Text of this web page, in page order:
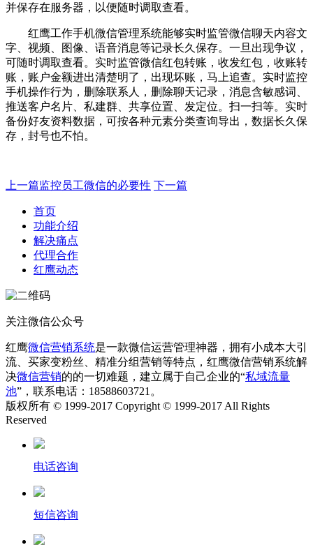
并保存在服务器，以便随时调取查看。
红鹰工作手机微信管理系统能够实时监管微信聊天内容文
字、视频、图像、语音消息等记录长久保存。一旦出现争议，
可随时调取查看。实时监管微信红包转账，收发红包，收账转
账，账户金额进出清楚明了，出现坏账，马上追查。实时监控
手机操作行为，删除联系人，删除聊天记录，消息含敏感词、
推送客户名片、私建群、共享位置、发定位。扫一扫等。实时
备份好友资料数据，可按各种元素分类查询导出，数据长久保
存，封号也不怕。
上一篇监控员工微信的必要性 下一篇
首页
功能介绍
解决痛点
代理合作
红鹰动态
关注微信公众号
红鹰微信营销系统是一款微信运营管理神器，拥有小成本大引
流、买家变粉丝、精准分组营销等特点，红鹰微信营销系统解
决微信营销的的一切难题，建立属于自己企业的“私域流量
池”，联系电话：18588603721。
版权所有 © 1999-2017 Copyright © 1999-2017 All Rights
Reserved
电话咨询
短信咨询